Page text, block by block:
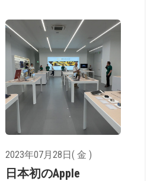
2023年07月28日( 金 )
日本初のApple